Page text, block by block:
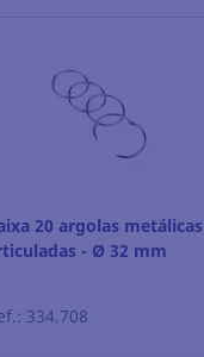
20 argolas metálicas
- Ø 32 mm
334.708